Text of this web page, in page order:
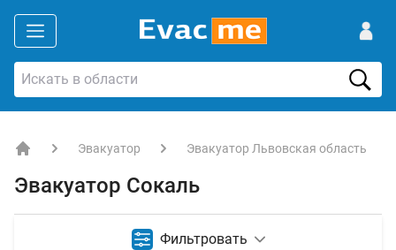
Эвакуатор Эвакуатор Львовская область
Эвакуатор Сокаль
Фильтровать